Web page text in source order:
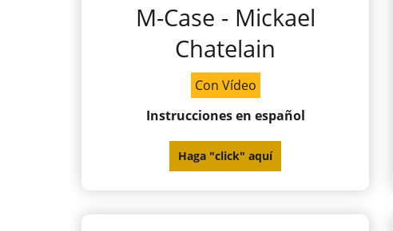
M-Case - Mickael
Chatelain
Con Vídeo
Instrucciones en español
Haga "click" aquí